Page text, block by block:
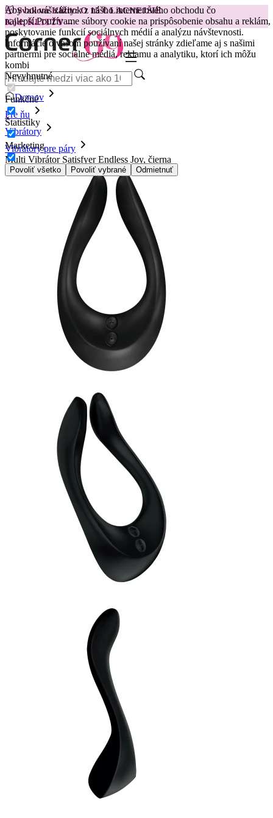
Aby bol váš zážitok z nášho internetového obchodu čo
najlepší.Používame súbory cookie na prispôsobenie obsahu a reklám,
poskytovanie funkcií sociálnych médií a analýzu návštevnosti.
Informácie o vašom používaní našej stránky zdieľame aj s našimi
partnermi pre sociálne médiá, reklamu a analytiku, ktorí ich môžu
kombi
Nevyhnutné
Funkčné
Štatistiky
Marketing
Povoliť všetko Povoliť vybrané Odmietnuť
😽Svakom Klitty: O 15 € LACNEJŠIE
Kód: KLITTY →
Domov
Pre ňu
Vibrátory
Vibrátory pre páry
Multi Vibrátor Satisfyer Endless Joy, čierna